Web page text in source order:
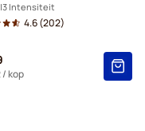
3 Intensiteit
4.6(202)
/ kop